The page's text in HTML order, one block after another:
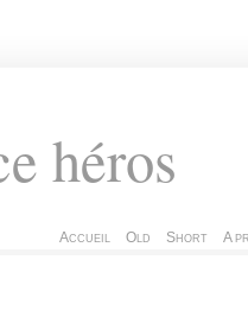
héros
Accueil Old Short A